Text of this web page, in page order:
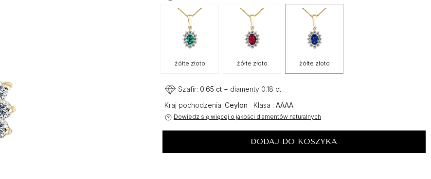
żółte złoto żółte złoto żółte złoto
Szafir: 0.65 ct + diamenty 0.18 ct
Kraj pochodzenia: Ceylon Klasa : AAAA
Dowiedz się więcej o jakości diamentów naturalnych
DODAJ DO KOSZYKA